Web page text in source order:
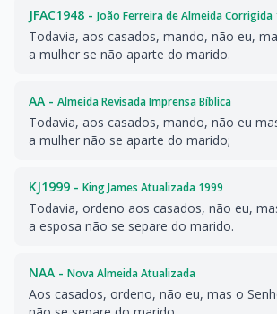
JFAC1948 - João Ferreira de Almeida Corrigida
Todavia, aos casados, mando, não eu,
a mulher se não aparte do marido.
AA - Almeida Revisada Imprensa Bíblica
Todavia, aos casados, mando, não eu
a mulher não se aparte do marido;
KJ1999 - King James Atualizada 1999
Todavia, ordeno aos casados, não eu,
a esposa não se separe do marido.
NAA - Nova Almeida Atualizada
Aos casados, ordeno, não eu, mas o